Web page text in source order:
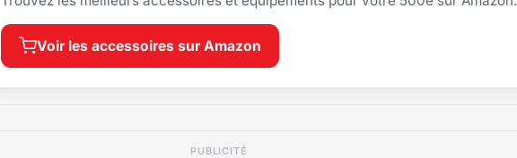
Voir les accessoires sur Amazon
PUBLICITÉ